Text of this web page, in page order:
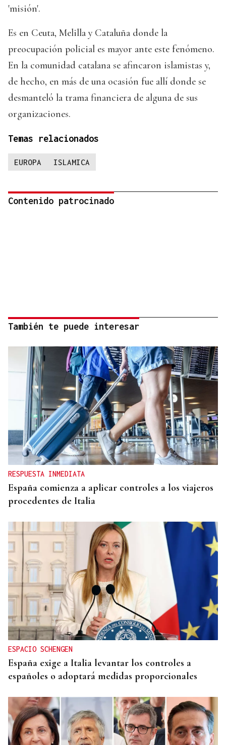
'misión'.
Es en Ceuta, Melilla y Cataluña donde la
preocupación policial es mayor ante este fenómeno.
En la comunidad catalana se afincaron islamistas y,
de hecho, en más de una ocasión fue allí donde se
desmanteló la trama financiera de alguna de sus
organizaciones.
Temas relacionados
EUROPA ISLAMICA
Contenido patrocinado
También te puede interesar
RESPUESTA INMEDIATA
España comienza a aplicar controles a los viajeros
procedentes de Italia
ESPACIO SCHENGEN
España exige a Italia levantar los controles a
españoles o adoptará medidas proporcionales